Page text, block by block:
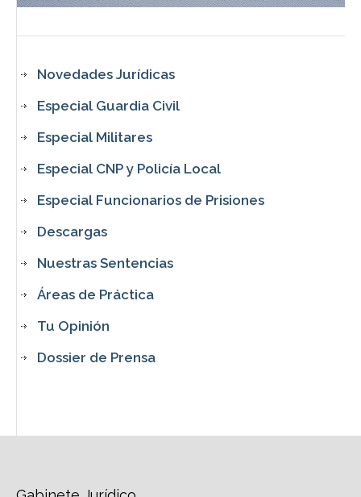
Novedades Jurídicas
Especial Guardia Civil
Especial Militares
Especial CNP y Policía Local
Especial Funcionarios de Prisiones
Descargas
Nuestras Sentencias
Áreas de Práctica
Tu Opinión
Dossier de Prensa